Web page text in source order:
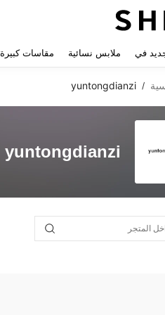
في ملابس نسائية مقاسات كبيرة
/
yuntongdianzi
yuntongdianzi